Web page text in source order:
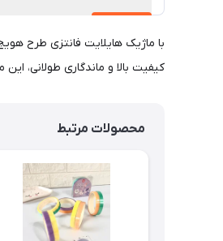
کیفیت بالا و ماندگاری طولانی،
محصولات مرتبط